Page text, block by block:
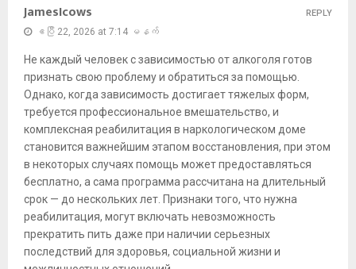
JamesIcows
ဧပြီ 22, 2026 at 7:14 မနက်
Не каждый человек с зависимостью от алкоголя готов
признать свою проблему и обратиться за помощью.
Однако, когда зависимость достигает тяжелых форм,
требуется профессиональное вмешательство, и
комплексная реабилитация в наркологическом доме
становится важнейшим этапом восстановления, при этом
в некоторых случаях помощь может предоставляться
бесплатно, а сама программа рассчитана на длительный
срок — до нескольких лет. Признаки того, что нужна
реабилитация, могут включать невозможность
прекратить пить даже при наличии серьезных
последствий для здоровья, социальной жизни и
REPLY